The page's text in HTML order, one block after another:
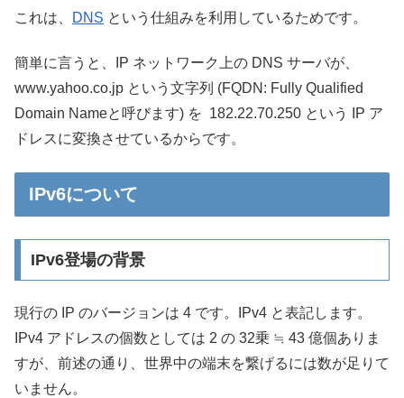
これは、 DNS という仕組みを利用しているためです。
簡単に言うと、IP ネットワーク上の DNS サーバが、
www.yahoo.co.jp という文字列 (FQDN: Fully Qualified
Domain Nameと呼びます) を 182.22.70.250 という IP ア
ドレスに変換させているからです。
IPv6について
IPv6登場の背景
現行の IP のバージョンは 4 です。IPv4 と表記します。
IPv4 アドレスの個数としては 2 の 32乗 ≒ 43 億個ありま
すが、前述の通り、世界中の端末を繋げるには数が足りて
いません。